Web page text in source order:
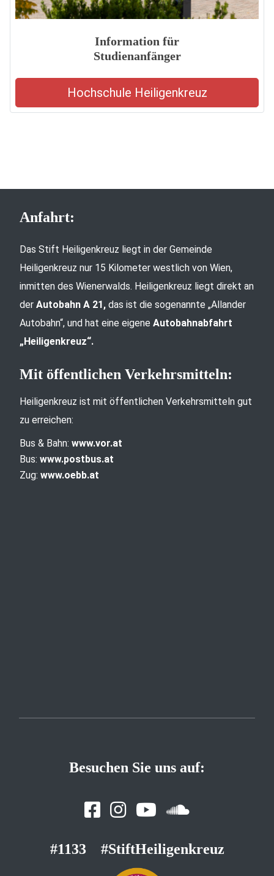
Information für
Studienanfänger
Hochschule Heiligenkreuz
Anfahrt:
Das Stift Heiligenkreuz liegt in der Gemeinde
Heiligenkreuz nur 15 Kilometer westlich von Wien,
inmitten des Wienerwalds. Heiligenkreuz liegt direkt an
der Autobahn A 21, das ist die sogenannte „Allander
Autobahn“, und hat eine eigene Autobahnabfahrt
„Heiligenkreuz“.
Mit öffentlichen Verkehrsmitteln:
Heiligenkreuz ist mit öffentlichen Verkehrsmitteln gut
zu erreichen:
Bus & Bahn: www.vor.at
Bus: www.postbus.at
Zug: www.oebb.at
Besuchen Sie uns auf:
#1133 #StiftHeiligenkreuz